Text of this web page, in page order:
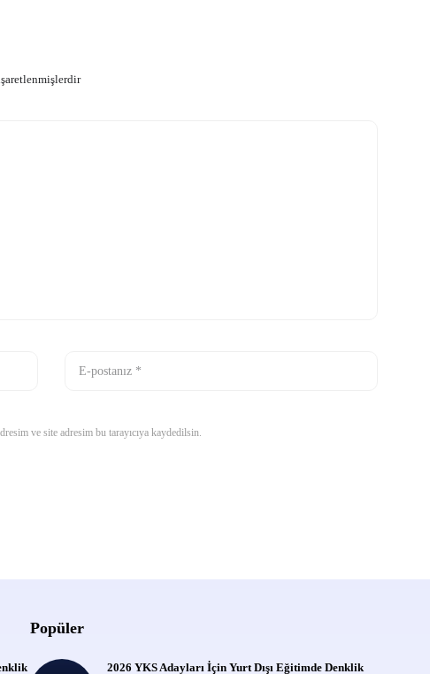
ve site adresim bu tarayıcıya kaydedilsin.
Popüler
2026 YKS Adayları İçin Yurt Dışı Eğitimde Denklik